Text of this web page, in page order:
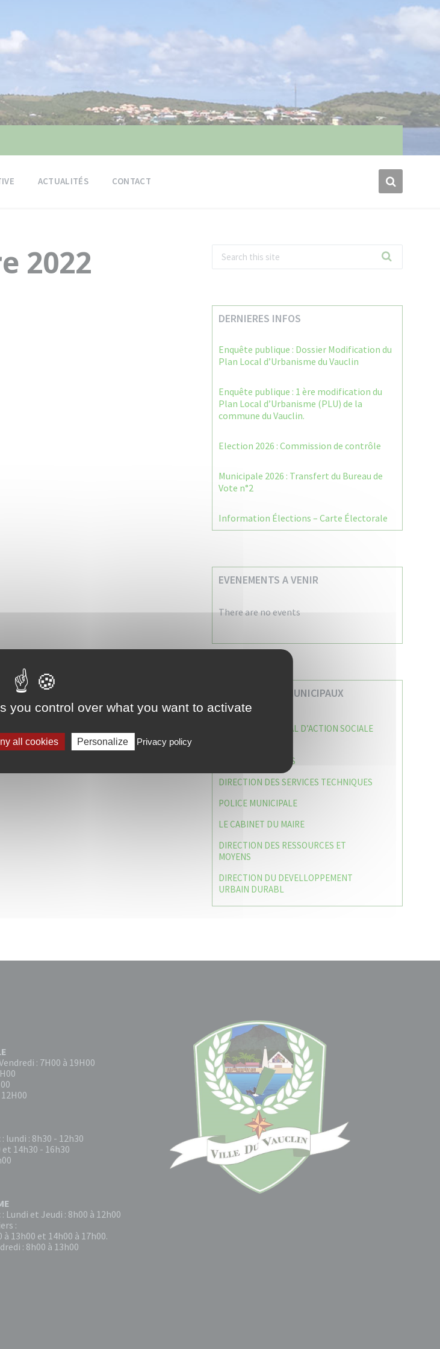
ACTUALITÉS CONTACT
2022
DERNIERES INFOS
Enquête publique : Dossier Modification du
Plan Local d’Urbanisme du Vauclin
Enquête publique : 1 ère modification du
Plan Local d’Urbanisme (PLU) de la
commune du Vauclin.
Election 2026 : Commission de contrôle
Municipale 2026 : Transfert du Bureau de
Vote n°2
Information Élections – Carte Électorale
EVENEMENTS A VENIR
There are no events
VOS SERVICES MUNICIPAUX
CENTRE COMMUNAL D’ACTION SOCIALE
CAISSE DES ÉCOLES
DIRECTION DES SERVICES TECHNIQUES
POLICE MUNICIPALE
LE CABINET DU MAIRE
DIRECTION DES RESSOURCES ET
MOYENS
DIRECTION DU DEVELLOPPEMENT
URBAIN DURABL
: 7H00 à 19H00
lundi : 8h30 - 12h30
14h30 - 16h30
Lundi et Jeudi : 8h00 à 12h00
:
à 13h00 et 14h00 à 17h00.
: 8h00 à 13h00
you control over what you want to activate
all cookies Personalize Privacy policy